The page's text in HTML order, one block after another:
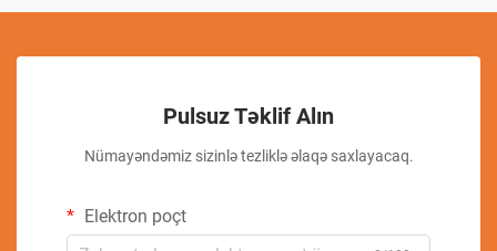
Pulsuz Təklif Alın
Nümayəndəmiz sizinlə tezliklə əlaqə saxlayacaq.
Elektron poçt